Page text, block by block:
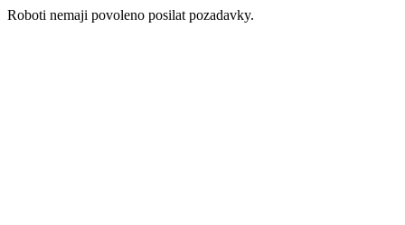
Roboti nemaji povoleno posilat pozadavky.